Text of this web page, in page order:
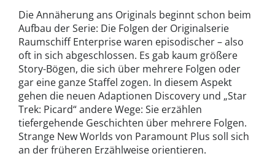
Die Annäherung ans Originals beginnt schon beim
Aufbau der Serie: Die Folgen der Originalserie
Raumschiff Enterprise waren episodischer – also
oft in sich abgeschlossen. Es gab kaum größere
Story-Bögen, die sich über mehrere Folgen oder
gar eine ganze Staffel zogen. In diesem Aspekt
gehen die neuen Adaptionen Discovery und „Star
Trek: Picard“ andere Wege: Sie erzählen
tiefergehende Geschichten über mehrere Folgen.
Strange New Worlds von Paramount Plus soll sich
an der früheren Erzählweise orientieren.